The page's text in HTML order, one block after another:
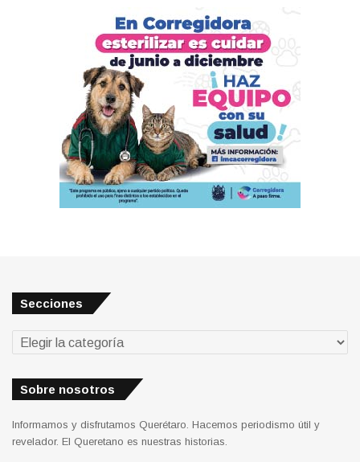
Secciones
Secciones
Sobre nosotros
Informamos y disfrutamos Querétaro. Hacemos periodismo útil y
revelador. El Queretano es nuestras historias.